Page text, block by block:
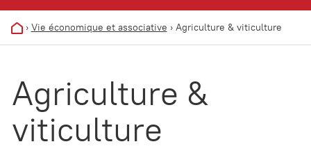
› Vie économique et associative › Agriculture & viticulture
Agriculture &
viticulture